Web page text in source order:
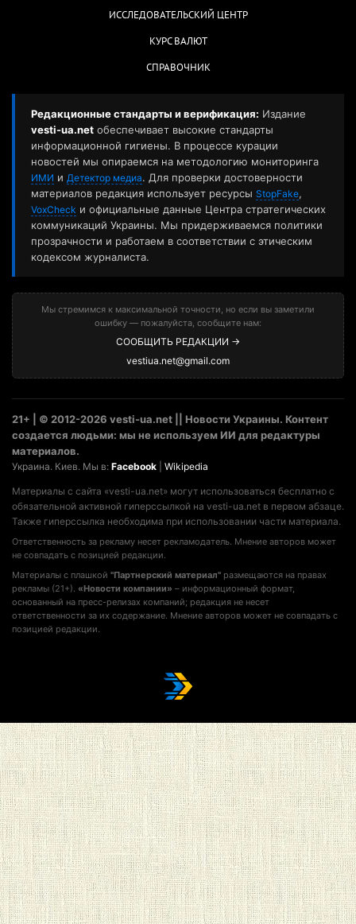
ИССЛЕДОВАТЕЛЬСКИЙ ЦЕНТР
КУРС ВАЛЮТ
СПРАВОЧНИК
Редакционные стандарты и верификация: Издание
vesti-ua.net обеспечивает высокие стандарты
информационной гигиены. В процессе курации
новостей мы опираемся на методологию мониторинга
ИМИ и Детектор медиа. Для проверки достоверности
материалов редакция использует ресурсы StopFake,
VoxCheck и официальные данные Центра стратегических
коммуникаций Украины. Мы придерживаемся политики
прозрачности и работаем в соответствии с этическим
кодексом журналиста.
Мы стремимся к максимальной точности, но если вы заметили
ошибку — пожалуйста, сообщите нам:
СООБЩИТЬ РЕДАКЦИИ →
vestiua.net@gmail.com
21+ | © 2012-2026 vesti-ua.net || Новости Украины. Контент
создается людьми: мы не используем ИИ для редактуры
материалов.
Украина. Киев. Мы в: Facebook Wikipedia
Материалы с сайта «vesti-ua.net» могут использоваться бесплатно с
обязательной активной гиперссылкой на vesti-ua.net в первом абзаце.
Также гиперссылка необходима при использовании части материала.
Ответственность за рекламу несет рекламодатель. Мнение авторов может
не совпадать с позицией редакции.
Материалы с плашкой "Партнерский материал" размещаются на правах
рекламы (21+). «Новости компании» – информационный формат,
основанный на пресс-релизах компаний; редакция не несет
ответственности за их содержание. Мнение авторов может не совпадать с
позицией редакции.